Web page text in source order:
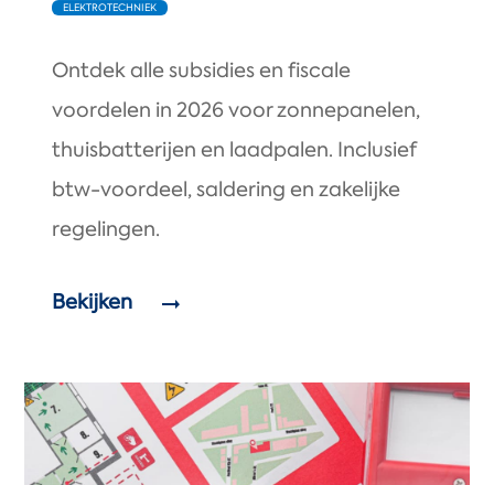
ELEKTROTECHNIEK
Ontdek alle subsidies en fiscale
voordelen in 2026 voor zonnepanelen,
thuisbatterijen en laadpalen. Inclusief
btw-voordeel, saldering en zakelijke
regelingen.
Bekijken